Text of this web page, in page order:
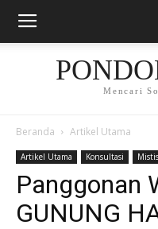
Mencari
Beranda Artikel Utama
Artikel Utama Konsultasi Mistis
Panggonan
GUNUNG